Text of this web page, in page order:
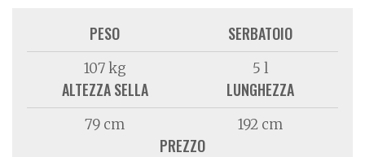
PESO
107 kg
SERBATOIO
5 l
ALTEZZA SELLA
79 cm
LUNGHEZZA
192 cm
PREZZO